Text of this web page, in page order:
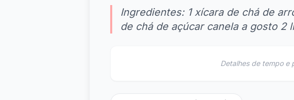
Ingredientes: 1 xícara de chá de
de chá de açúcar canela a gosto 2
Detalhes de tempo e